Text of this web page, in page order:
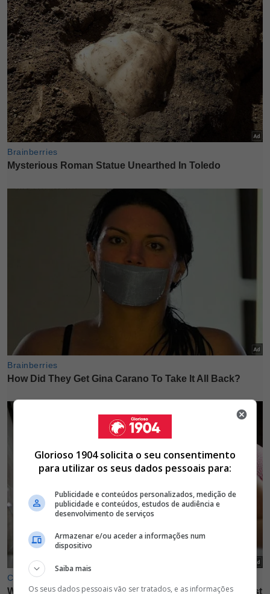
Glorioso 1904 solicita o seu consentimento
para utilizar os seus dados pessoais para:
Publicidade e conteúdos personalizados, medição de
publicidade e conteúdos, estudos de audiência e
desenvolvimento de serviços
Armazenar e/ou aceder a informações num
dispositivo
Saiba mais
Os seus dados pessoais vão ser tratados, e as informações